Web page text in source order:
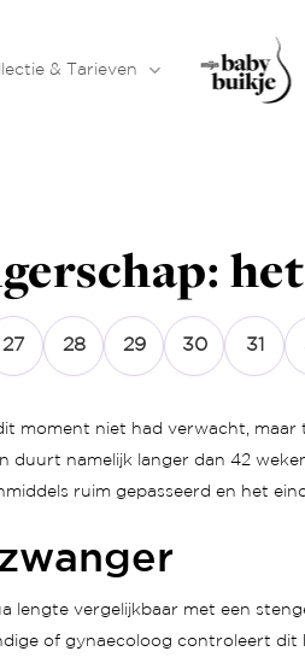
& Tarieven
27 28 29 30 31
moment niet had verwacht,
namelijk langer dan 42
ruim gepasseerd en het
lengte vergelijkbaar met een
of gynaecoloog controleert